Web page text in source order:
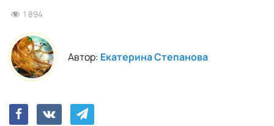
1 894
Автор: Екатерина Степанова